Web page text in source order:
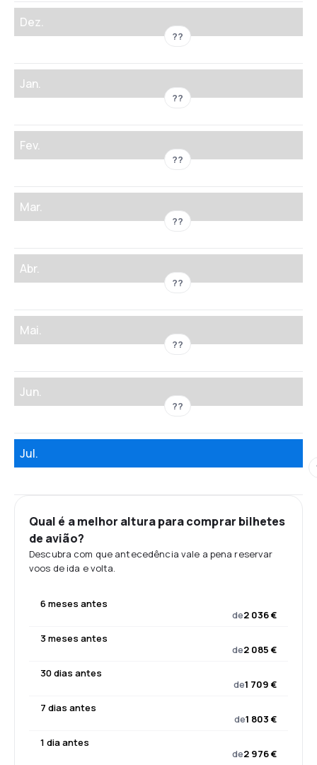
Dez.
??
Jan.
??
Fev.
??
Mar.
??
Abr.
??
Mai.
??
Jun.
??
Jul.
Qual é a melhor altura para comprar bilhetes
de avião?
Descubra com que antecedência vale a pena reservar
voos de ida e volta.
6 meses antes
de2 036 €
3 meses antes
de2 085 €
30 dias antes
de1 709 €
7 dias antes
de1 803 €
1 dia antes
de2 976 €